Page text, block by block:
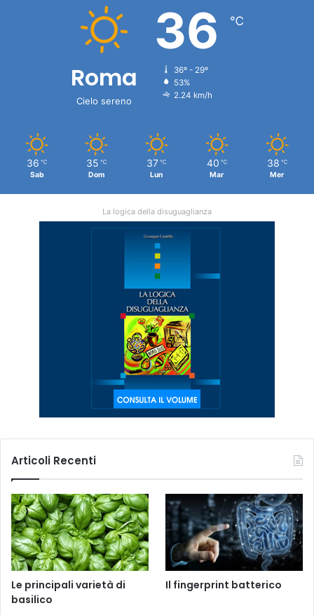
Roma
Cielo sereno
36 ℃
36º - 29º
53%
2.24 km/h
36 ℃
Sab
35 ℃
Dom
37 ℃
Lun
40 ℃
Mar
38 ℃
Mer
La logica della disuguaglianza
Articoli Recenti
Le principali varietà di
basilico
Il fingerprint batterico